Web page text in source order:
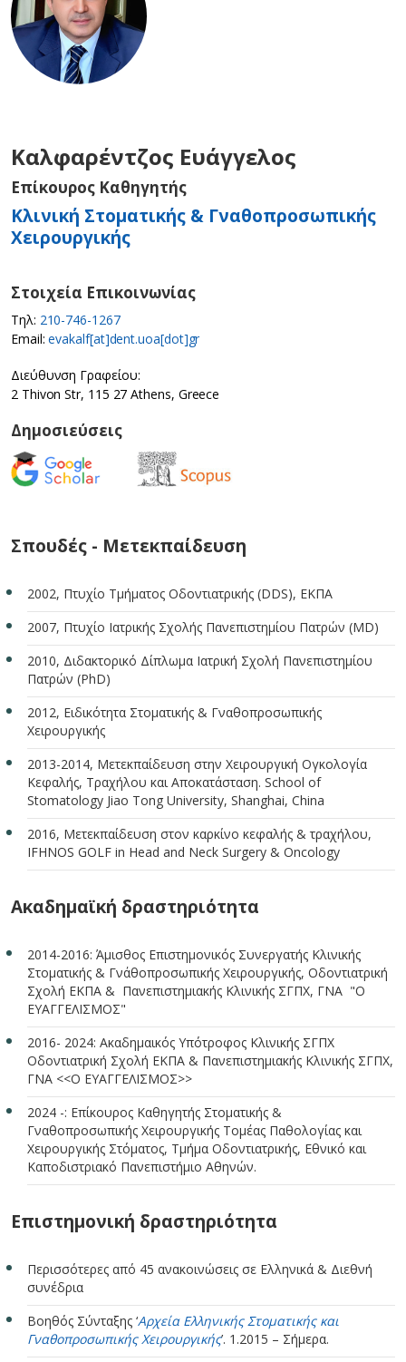
Καλφαρέντζος Ευάγγελος
Επίκουρος Καθηγητής
Κλινική Στοματικής & Γναθοπροσωπικής
Χειρουργικής
Στοιχεία Επικοινωνίας
Τηλ: 210-746-1267
Email:evakalf[at]dent.uoa[dot]gr
Διεύθυνση Γραφείου:
2 Thivon Str, 115 27 Athens, Greece
Δημοσιεύσεις
Σπουδές - Μετεκπαίδευση
2002, Πτυχίο Τμήματος Οδοντιατρικής (DDS), ΕΚΠΑ
2007, Πτυχίο Ιατρικής Σχολής Πανεπιστημίου Πατρών (MD)
2010, Διδακτορικό Δίπλωμα Ιατρική Σχολή Πανεπιστημίου
Πατρών (PhD)
2012, Ειδικότητα Στοματικής & Γναθοπροσωπικής
Χειρουργικής
2013-2014, Μετεκπαίδευση στην Χειρουργική Ογκολογία
Κεφαλής, Τραχήλου και Αποκατάσταση. School of
Stomatology Jiao Tong University, Shanghai, China
2016, Μετεκπαίδευση στον καρκίνο κεφαλής & τραχήλου,
IFHNOS GOLF in Head and Neck Surgery & Oncology
Ακαδημαϊκή δραστηριότητα
2014-2016: Άμισθος Επιστημονικός Συνεργατής Κλινικής
Στοματικής & Γνάθοπροσωπικής Χειρουργικής, Οδοντιατρική
Σχολή ΕΚΠΑ & Πανεπιστημιακής Κλινικής ΣΓΠΧ, ΓΝΑ "Ο
ΕΥΑΓΓΕΛΙΣΜΟΣ"
2016- 2024: Ακαδημαικός Υπότροφος Κλινικής ΣΓΠΧ
Οδοντιατρική Σχολή ΕΚΠΑ & Πανεπιστημιακής Κλινικής ΣΓΠΧ,
ΓΝΑ <<Ο ΕΥΑΓΓΕΛΙΣΜΟΣ>>
2024 -: Επίκουρος Καθηγητής Στοματικής &
Γναθοπροσωπικής Χειρουργικής Tομέας Παθολογίας και
Χειρουργικής Στόματος, Τμήμα Οδοντιατρικής, Εθνικό και
Καποδιστριακό Πανεπιστήμιο Αθηνών.
Επιστημονική δραστηριότητα
Περισσότερες από 45 ανακοινώσεις σε Ελληνικά & Διεθνή
συνέδρια
Βοηθός Σύνταξης ‘Αρχεία Ελληνικής Στοματικής και
Γναθοπροσωπικής Χειρουργικής’. 1.2015 – Σήμερα.